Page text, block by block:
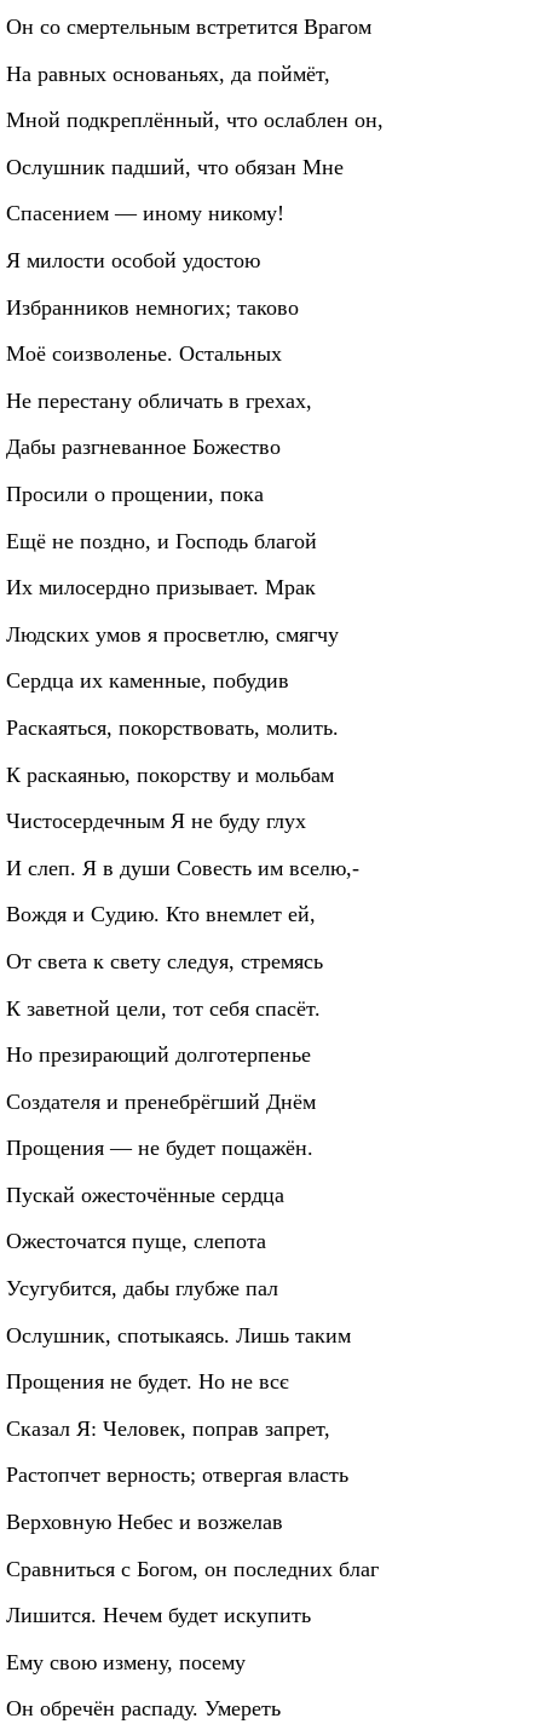
Он со смертельным встретится Врагом
На равных основаньях, да поймёт,
Мной подкреплённый, что ослаблен он,
Ослушник падший, что обязан Мне
Спасением — иному никому!
Я милости особой удостою
Избранников немногих; таково
Моё соизволенье. Остальных
Не перестану обличать в грехах,
Дабы разгневанное Божество
Просили о прощении, пока
Ещё не поздно, и Господь благой
Их милосердно призывает. Мрак
Людских умов я просветлю, смягчу
Сердца их каменные, побудив
Раскаяться, покорствовать, молить.
К раскаянью, покорству и мольбам
Чистосердечным Я не буду глух
И слеп. Я в души Совесть им вселю,-
Вождя и Судию. Кто внемлет ей,
От света к свету следуя, стремясь
К заветной цели, тот себя спасёт.
Но презирающий долготерпенье
Создателя и пренебрёгший Днём
Прощения — не будет пощажён.
Пускай ожесточённые сердца
Ожесточатся пуще, слепота
Усугубится, дабы глубже пал
Ослушник, спотыкаясь. Лишь таким
Прощения не будет. Но не всє
Сказал Я: Человек, поправ запрет,
Растопчет верность; отвергая власть
Верховную Небес и возжелав
Сравниться с Богом, он последних благ
Лишится. Нечем будет искупить
Ему свою измену, посему
Он обречён распаду. Умереть